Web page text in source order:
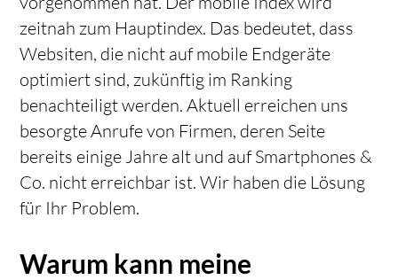
zeitnah zum Hauptindex. Das bedeutet, dass
Websiten, die nicht auf mobile Endgeräte
optimiert sind, zukünftig im Ranking
benachteiligt werden. Aktuell erreichen uns
besorgte Anrufe von Firmen, deren Seite
bereits einige Jahre alt und auf Smartphones &
Co. nicht erreichbar ist. Wir haben die Lösung
für Ihr Problem.
Warum kann meine